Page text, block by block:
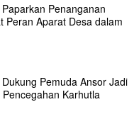
Penanganan
Peran Aparat Desa dalam
Pemuda Ansor Jadi
Karhutla